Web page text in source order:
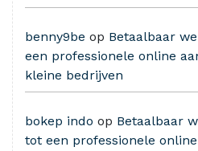
benny9be op Betaalbaar
een professionele online
kleine bedrijven
bokep indo op Betaalbaar
tot een professionele